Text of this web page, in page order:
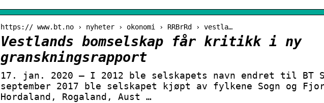
https:// www.bt.no › nyheter › okonomi › RRBrRd › vestla…
Vestlands bomselskap får kritikk i ny
granskningsrapport
17. jan. 2020 — I 2012 ble selskapets navn endret til BT
september 2017 ble selskapet kjøpt av fylkene Sogn og
Hordaland, Rogaland, Aust …